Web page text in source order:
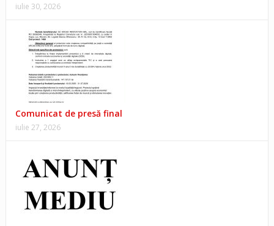
iulie 30, 2026
Comunicat de presă final
iulie 27, 2026